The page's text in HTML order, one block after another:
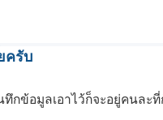
ครับ
กข้อมูลเอาไว้ก็จะอยู่คนล